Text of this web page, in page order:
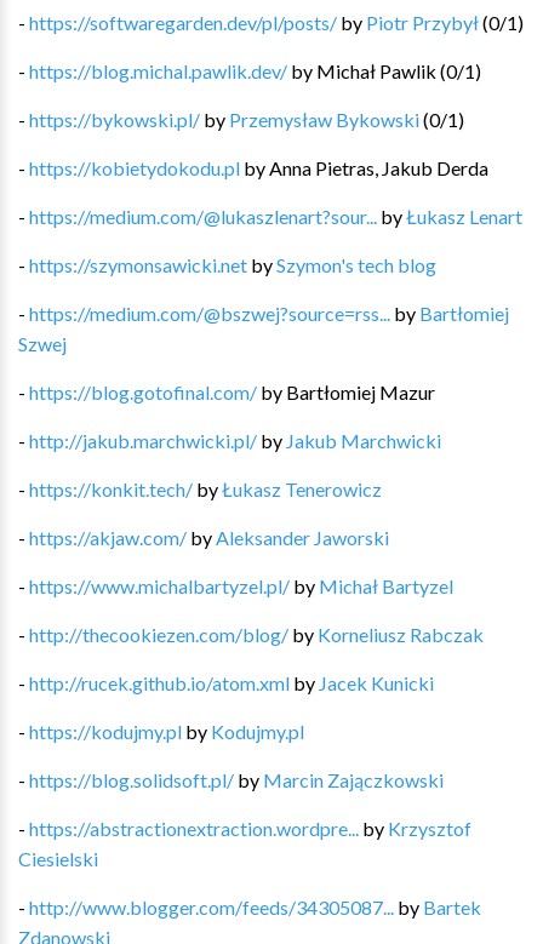
- https://softwaregarden.dev/pl/posts/ by Piotr Przybył(0/1)
- https://blog.michal.pawlik.dev/ by Michał Pawlik (0/1)
- https://bykowski.pl/ by Przemysław Bykowski(0/1)
- https://kobietydokodu.pl by Anna Pietras, Jakub Derda
- https://medium.com/@lukaszlenart?sour... byŁukasz Lenart
- https://szymonsawicki.net bySzymon's tech blog
- https://medium.com/@bszwej?source=rss... by Bartłomiej
Szwej
- https://blog.gotofinal.com/ by Bartłomiej Mazur
- http://jakub.marchwicki.pl/ by Jakub Marchwicki
- https://konkit.tech/ byŁukasz Tenerowicz
- https://akjaw.com/ by Aleksander Jaworski
- https://www.michalbartyzel.pl/ by Michał Bartyzel
- http://thecookiezen.com/blog/ by Korneliusz Rabczak
- http://rucek.github.io/atom.xml by Jacek Kunicki
- https://kodujmy.pl by Kodujmy.pl
- https://blog.solidsoft.pl/ by Marcin Zajączkowski
- https://abstractionextraction.wordpre... by Krzysztof
Ciesielski
- http://www.blogger.com/feeds/34305087... by Bartek
Zdanowski